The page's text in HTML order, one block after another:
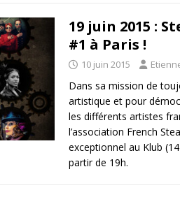
19 juin 2015 :
#1 à Paris !
10 juin 2015
Dans sa mission de
artistique et pour
les différents artistes
l’association French
exceptionnel au Klub
partir de 19h.